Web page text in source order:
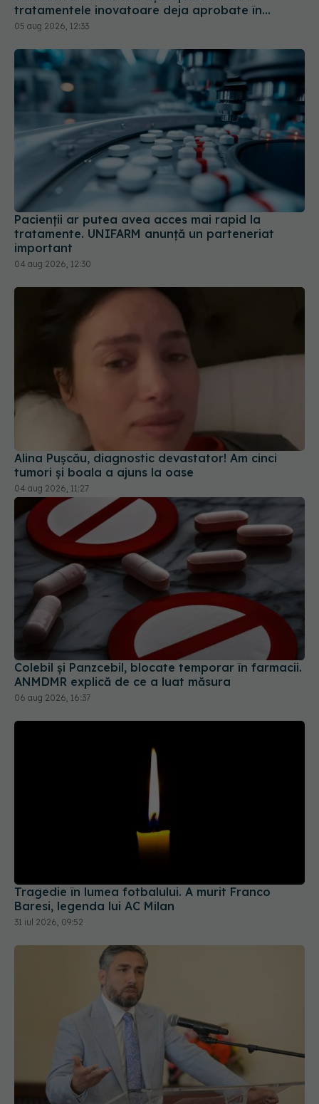
Pacienții ar putea avea acces mai rapid la
tratamente. UNIFARM anunță un parteneriat
important
04 aug 2026, 12:30
Alina Pușcău, diagnostic devastator! Am cinci
tumori și boala a ajuns la oase
04 aug 2026, 11:27
Colebil și Panzcebil, blocate temporar în farmacii.
ANMDMR explică de ce a luat măsura
06 aug 2026, 16:37
Tragedie în lumea fotbalului. A murit Franco
31 iul 2026, 09:52
Prof. dr. Valeriu Gheorghiță intră în Board-ul
Editorial al revistei Scientific Reports, din Nature